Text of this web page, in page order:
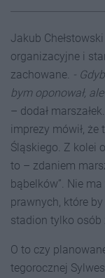
Jakub
organizacyjne i
zachowane.
-
bym oponował,
– dodał
imprezy mówił,
Śląskiego. Z kolei
to – zdaniem
bąbelków”. Nie
prawnych, które
stadion tylko osób
O to czy
tegorocznej